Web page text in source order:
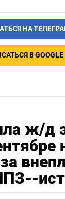
НА
В GOOGLE
ж/д